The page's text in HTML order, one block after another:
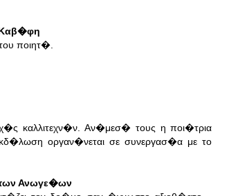
ποιητ�.
καλλιτεχν�ν. Αν�μεσ� τους η ποι�τρια
οργαν�νεται σε συνεργασ�α με το
Ανωγε�ων